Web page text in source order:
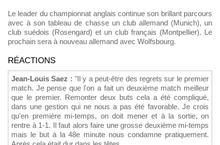
Le leader du championnat anglais continue son brillant parcours
avec à son tableau de chasse un club allemand (Munich), un
club suédois (Rosengard) et un club français (Montpellier). Le
prochain sera à nouveau allemand avec Wolfsbourg.
RÉACTIONS
Jean-Louis Saez : "Il y a peut-être des regrets sur le premier
match. Je pense que l'on a fait un deuxième match meilleur
que le premier. Remonter deux buts cela a été compliqué,
dans une gestion qui ne nous a pas été favorable. Je crois
qu'en première mi-temps, on doit mener et à la sortie, on
rentre à 1-1. Il faut alors faire une grosse deuxième mi-temps
mais le but à la 48e minute nous condamne pratiquement.